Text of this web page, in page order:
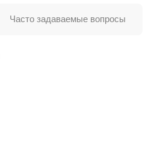
Часто задаваемые вопросы